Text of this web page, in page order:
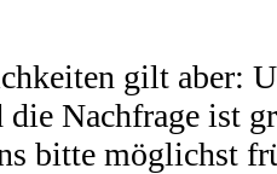
gilt aber:
Nachfrage ist
bitte möglichst